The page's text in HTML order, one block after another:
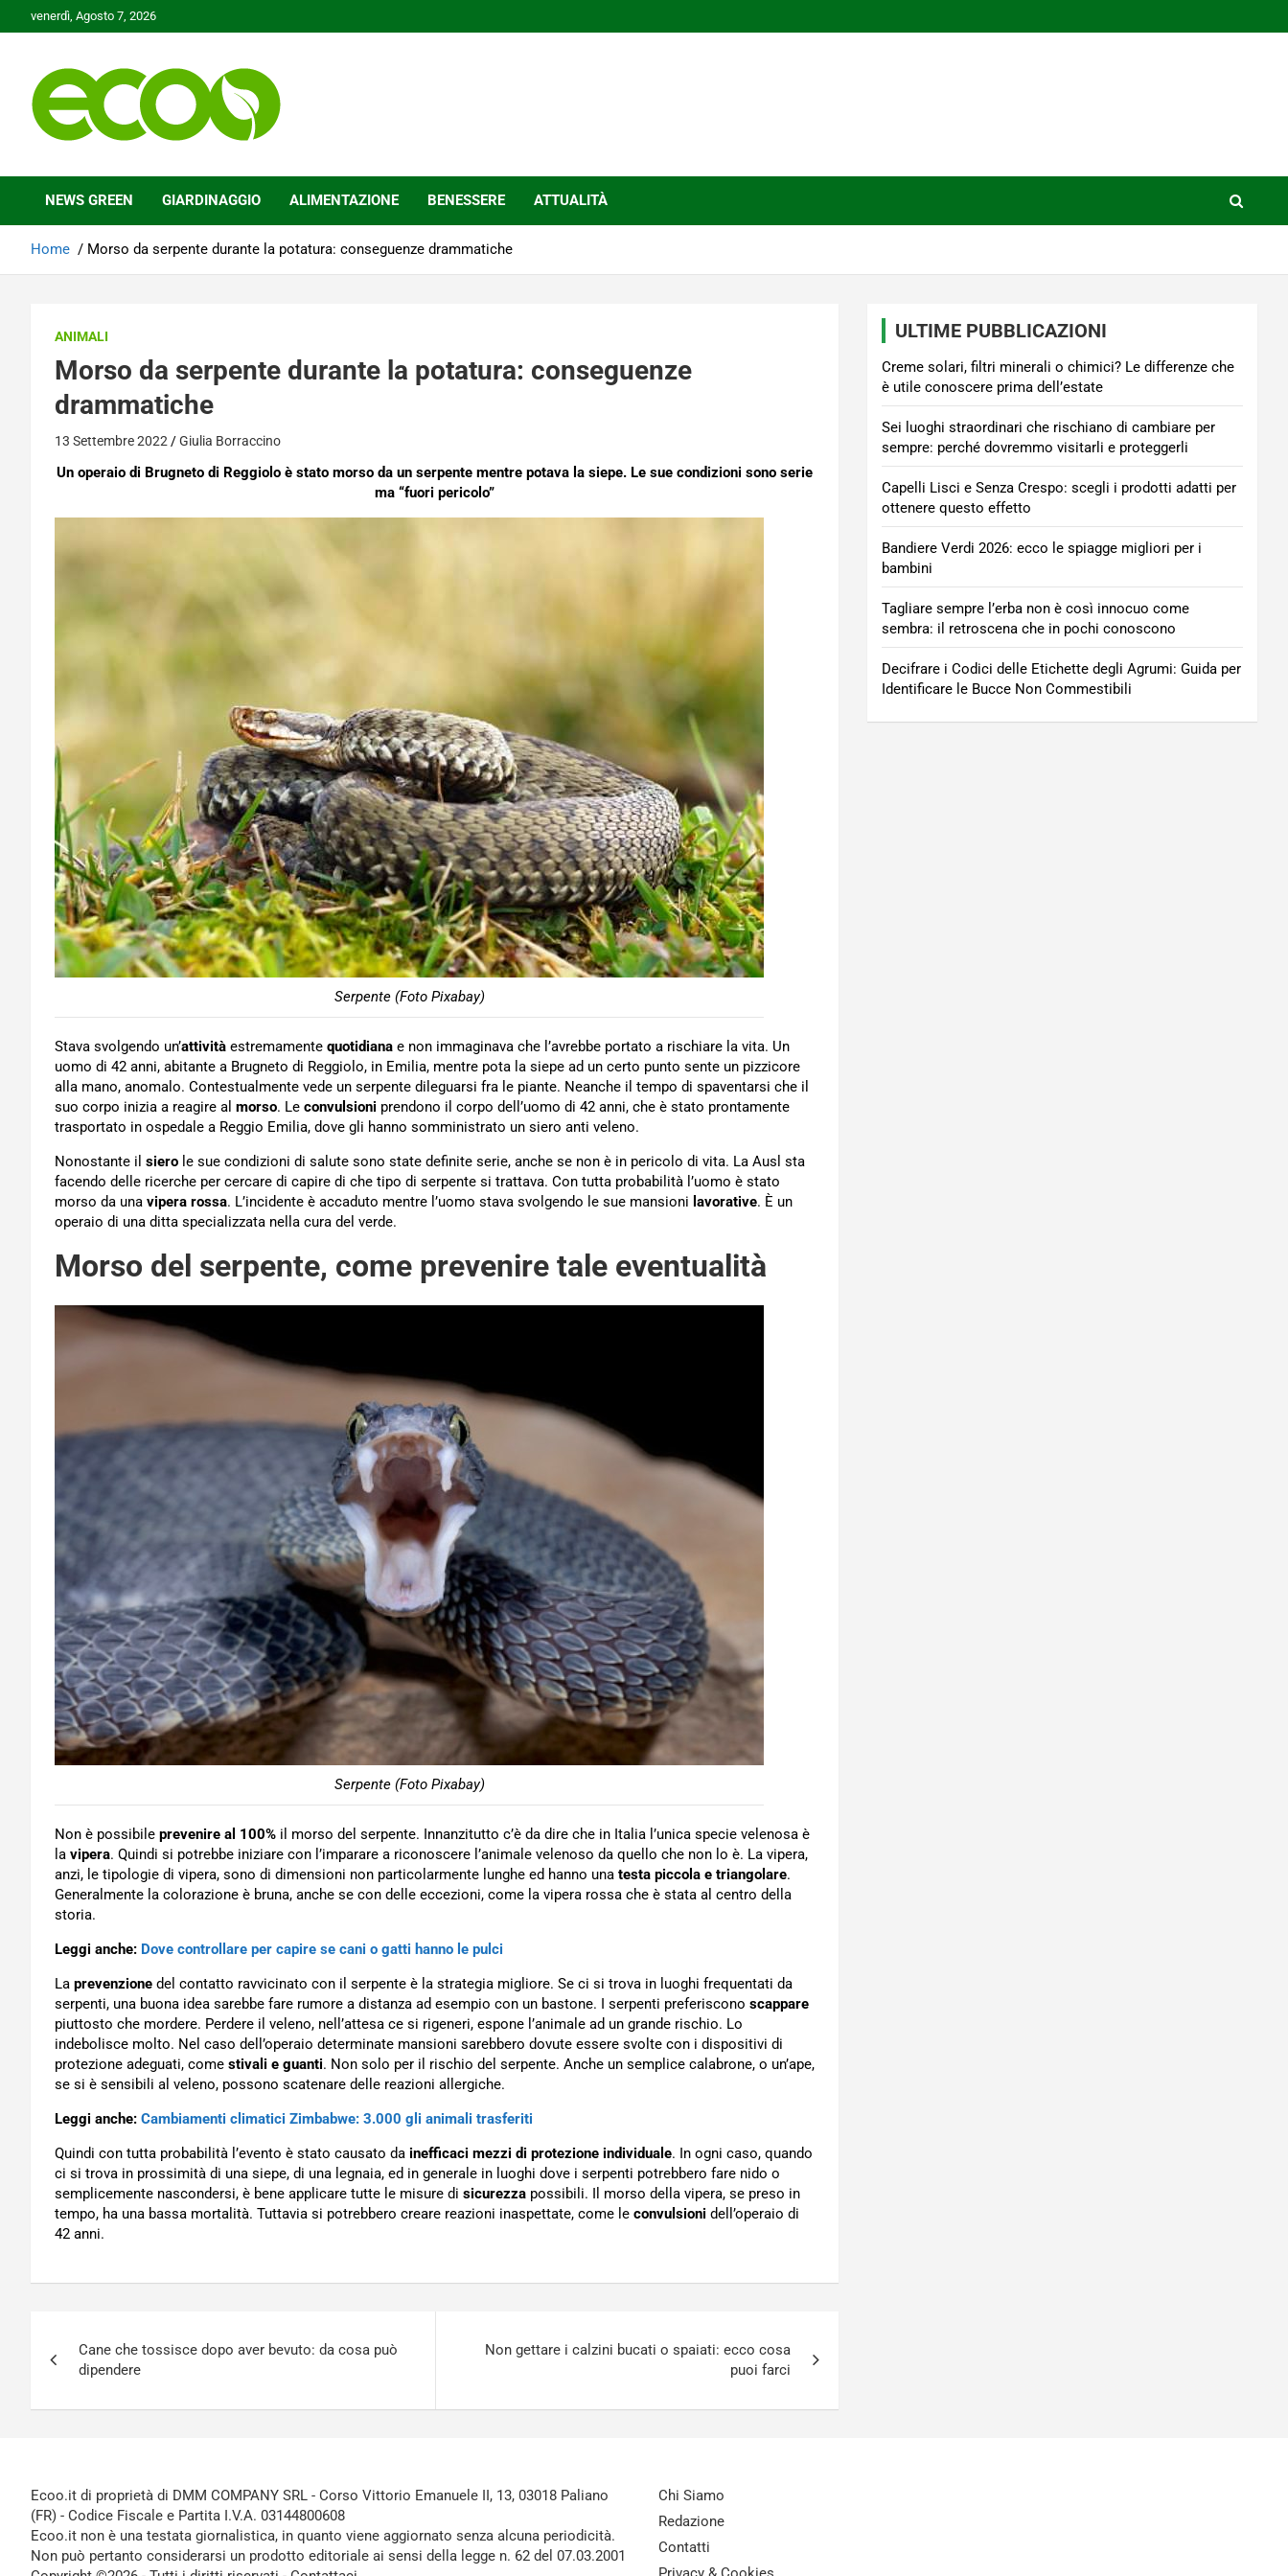
to
venerdì, Agosto 7, 2026
Ecoo.it
NEWS GREEN GIARDINAGGIO ALIMENTAZIONE BENESSERE ATTUALITÀ
Home Morso da serpente durante la potatura: conseguenze drammatiche
ANIMALI
Morso da serpente durante la potatura: conseguenze
drammatiche
13 Settembre 2022 Giulia Borraccino
Un operaio di Brugneto di Reggiolo è stato morso da un serpente mentre potava la siepe. Le sue condizioni sono serie
ma “fuori pericolo”
Serpente (Foto Pixabay)
Stava svolgendo un’attività estremamente quotidiana e non immaginava che l’avrebbe portato a rischiare la vita. Un
uomo di 42 anni, abitante a Brugneto di Reggiolo, in Emilia, mentre pota la siepe ad un certo punto sente un pizzicore
alla mano, anomalo. Contestualmente vede un serpente dileguarsi fra le piante. Neanche il tempo di spaventarsi che il
suo corpo inizia a reagire al morso. Le convulsioni prendono il corpo dell’uomo di 42 anni, che è stato prontamente
trasportato in ospedale a Reggio Emilia, dove gli hanno somministrato un siero anti veleno.
Nonostante il siero le sue condizioni di salute sono state definite serie, anche se non è in pericolo di vita. La Ausl sta
facendo delle ricerche per cercare di capire di che tipo di serpente si trattava. Con tutta probabilità l’uomo è stato
morso da una vipera rossa. L’incidente è accaduto mentre l’uomo stava svolgendo le sue mansioni lavorative. È un
operaio di una ditta specializzata nella cura del verde.
Morso del serpente, come prevenire tale eventualità
Serpente (Foto Pixabay)
Non è possibile prevenire al 100% il morso del serpente. Innanzitutto c’è da dire che in Italia l’unica specie velenosa è
la vipera. Quindi si potrebbe iniziare con l’imparare a riconoscere l’animale velenoso da quello che non lo è. La vipera,
anzi, le tipologie di vipera, sono di dimensioni non particolarmente lunghe ed hanno una testa piccola e triangolare.
Generalmente la colorazione è bruna, anche se con delle eccezioni, come la vipera rossa che è stata al centro della
storia.
Leggi anche: Dove controllare per capire se cani o gatti hanno le pulci
La prevenzione del contatto ravvicinato con il serpente è la strategia migliore. Se ci si trova in luoghi frequentati da
serpenti, una buona idea sarebbe fare rumore a distanza ad esempio con un bastone. I serpenti preferiscono scappare
piuttosto che mordere. Perdere il veleno, nell’attesa ce si rigeneri, espone l’animale ad un grande rischio. Lo
indebolisce molto. Nel caso dell’operaio determinate mansioni sarebbero dovute essere svolte con i dispositivi di
protezione adeguati, come stivali e guanti. Non solo per il rischio del serpente. Anche un semplice calabrone, o un’ape,
se si è sensibili al veleno, possono scatenare delle reazioni allergiche.
Leggi anche: Cambiamenti climatici Zimbabwe: 3.000 gli animali trasferiti
Quindi con tutta probabilità l’evento è stato causato da inefficaci mezzi di protezione individuale. In ogni caso, quando
ci si trova in prossimità di una siepe, di una legnaia, ed in generale in luoghi dove i serpenti potrebbero fare nido o
semplicemente nascondersi, è bene applicare tutte le misure di sicurezza possibili. Il morso della vipera, se preso in
tempo, ha una bassa mortalità. Tuttavia si potrebbero creare reazioni inaspettate, come le convulsioni dell’operaio di
42 anni.
articoli
Cane che tossisce dopo aver bevuto: da cosa può
dipendere
Non gettare i calzini bucati o spaiati: ecco cosa
puoi farci
ULTIME PUBBLICAZIONI
Creme solari, filtri minerali o chimici? Le differenze che
è utile conoscere prima dell’estate
Sei luoghi straordinari che rischiano di cambiare per
sempre: perché dovremmo visitarli e proteggerli
Capelli Lisci e Senza Crespo: scegli i prodotti adatti per
ottenere questo effetto
Bandiere Verdi 2026: ecco le spiagge migliori per i
bambini
Tagliare sempre l’erba non è così innocuo come
sembra: il retroscena che in pochi conoscono
Decifrare i Codici delle Etichette degli Agrumi: Guida per
Identificare le Bucce Non Commestibili
Ecoo.it di proprietà di DMM COMPANY SRL - Corso Vittorio Emanuele II, 13, 03018 Paliano
(FR) - Codice Fiscale e Partita I.V.A. 03144800608
Ecoo.it non è una testata giornalistica, in quanto viene aggiornato senza alcuna periodicità.
Non può pertanto considerarsi un prodotto editoriale ai sensi della legge n. 62 del 07.03.2001
Chi Siamo
Redazione
Contatti